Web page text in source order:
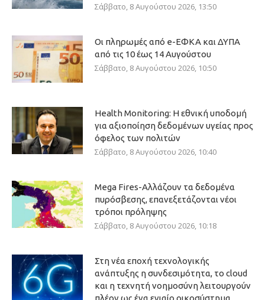
Σάββατο, 8 Αυγούστου 2026, 13:50
Οι πληρωμές από e-ΕΦΚΑ και ΔΥΠΑ
από τις 10 έως 14 Αυγούστου
Σάββατο, 8 Αυγούστου 2026, 10:50
Health Monitoring: Η εθνική υποδομή
για αξιοποίηση δεδομένων υγείας προς
όφελος των πολιτών
Σάββατο, 8 Αυγούστου 2026, 10:40
Mega Fires-Αλλάζουν τα δεδομένα
πυρόσβεσης, επανεξετάζονται νέοι
τρόποι πρόληψης
Σάββατο, 8 Αυγούστου 2026, 10:18
Στη νέα εποχή τεχνολογικής
ανάπτυξης η συνδεσιμότητα, το cloud
και η τεχνητή νοημοσύνη λειτουργούν
πλέον ως ένα ενιαίο οικοσύστημα